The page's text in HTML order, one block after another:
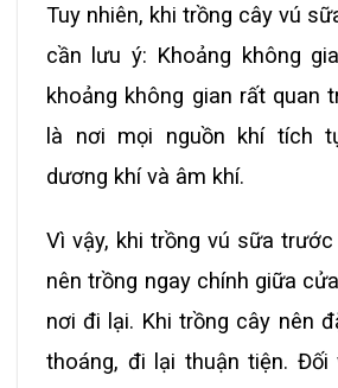
Tuy nhiên, khi trồng cây vú
cần lưu ý: Khoảng không
khoảng không gian rất quan
là nơi mọi nguồn khí tích
dương khí và âm khí.
Vì vậy, khi trồng vú sữa
nên trồng ngay chính giữa
nơi đi lại. Khi trồng cây nên
thoáng, đi lại thuận tiện. Đối